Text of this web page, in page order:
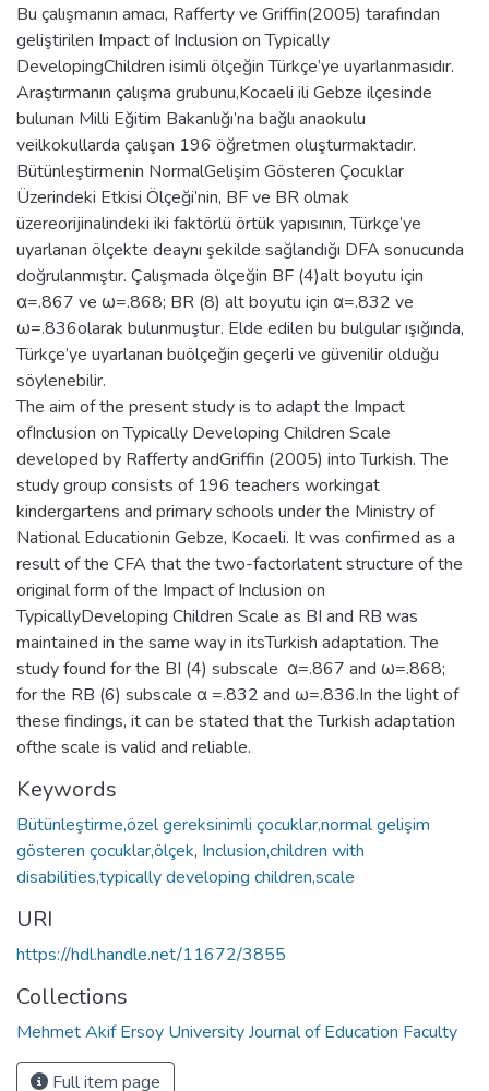
Bu çalışmanın amacı, Rafferty ve Griffin(2005) tarafından
geliştirilen Impact of Inclusion on Typically
DevelopingChildren isimli ölçeğin Türkçe’ye uyarlanmasıdır.
Araştırmanın çalışma grubunu,Kocaeli ili Gebze ilçesinde
bulunan Milli Eğitim Bakanlığı’na bağlı anaokulu
veilkokullarda çalışan 196 öğretmen oluşturmaktadır.
Bütünleştirmenin NormalGelişim Gösteren Çocuklar
Üzerindeki Etkisi Ölçeği’nin, BF ve BR olmak
üzereorijinalindeki iki faktörlü örtük yapısının, Türkçe’ye
uyarlanan ölçekte deaynı şekilde sağlandığı DFA sonucunda
doğrulanmıştır. Çalışmada ölçeğin BF (4)alt boyutu için
α=.867 ve ω=.868; BR (8) alt boyutu için α=.832 ve
ω=.836olarak bulunmuştur. Elde edilen bu bulgular ışığında,
Türkçe’ye uyarlanan buölçeğin geçerli ve güvenilir olduğu
söylenebilir.
The aim of the present study is to adapt the Impact
ofInclusion on Typically Developing Children Scale
developed by Rafferty andGriffin (2005) into Turkish. The
study group consists of 196 teachers workingat
kindergartens and primary schools under the Ministry of
National Educationin Gebze, Kocaeli. It was confirmed as a
result of the CFA that the two-factorlatent structure of the
original form of the Impact of Inclusion on
TypicallyDeveloping Children Scale as BI and RB was
maintained in the same way in itsTurkish adaptation. The
study found for the BI (4) subscale α=.867 and ω=.868;
for the RB (6) subscale α =.832 and ω=.836.In the light of
these findings, it can be stated that the Turkish adaptation
ofthe scale is valid and reliable.
Keywords
Bütünleştirme,özel gereksinimli çocuklar,normal gelişim
gösteren çocuklar,ölçek, Inclusion,children with
disabilities,typically developing children,scale
URI
https://hdl.handle.net/11672/3855
Collections
Mehmet Akif Ersoy University Journal of Education Faculty
Full item page